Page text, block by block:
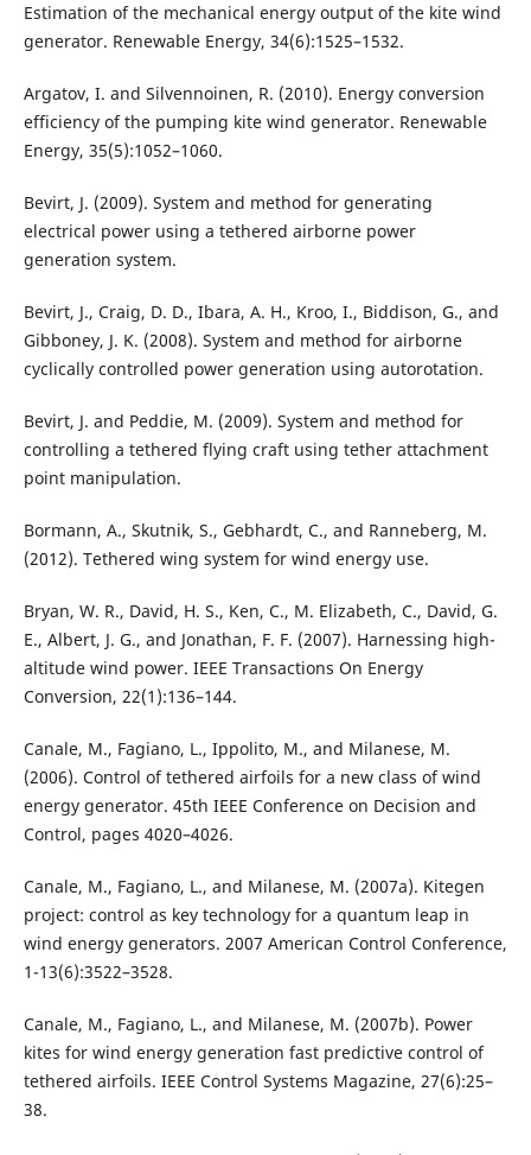
Estimation of the mechanical energy output of the kite wind
generator. Renewable Energy, 34(6):1525–1532.
Argatov, I. and Silvennoinen, R. (2010). Energy conversion
efficiency of the pumping kite wind generator. Renewable
Energy, 35(5):1052–1060.
Bevirt, J. (2009). System and method for generating
electrical power using a tethered airborne power
generation system.
Bevirt, J., Craig, D. D., Ibara, A. H., Kroo, I., Biddison, G., and
Gibboney, J. K. (2008). System and method for airborne
cyclically controlled power generation using autorotation.
Bevirt, J. and Peddie, M. (2009). System and method for
controlling a tethered flying craft using tether attachment
point manipulation.
Bormann, A., Skutnik, S., Gebhardt, C., and Ranneberg, M.
(2012). Tethered wing system for wind energy use.
Bryan, W. R., David, H. S., Ken, C., M. Elizabeth, C., David, G.
E., Albert, J. G., and Jonathan, F. F. (2007). Harnessing high-
altitude wind power. IEEE Transactions On Energy
Conversion, 22(1):136–144.
Canale, M., Fagiano, L., Ippolito, M., and Milanese, M.
(2006). Control of tethered airfoils for a new class of wind
energy generator. 45th IEEE Conference on Decision and
Control, pages 4020–4026.
Canale, M., Fagiano, L., and Milanese, M. (2007a). Kitegen
project: control as key technology for a quantum leap in
wind energy generators. 2007 American Control Conference,
1-13(6):3522–3528.
Canale, M., Fagiano, L., and Milanese, M. (2007b). Power
kites for wind energy generation fast predictive control of
tethered airfoils. IEEE Control Systems Magazine, 27(6):25–
38.